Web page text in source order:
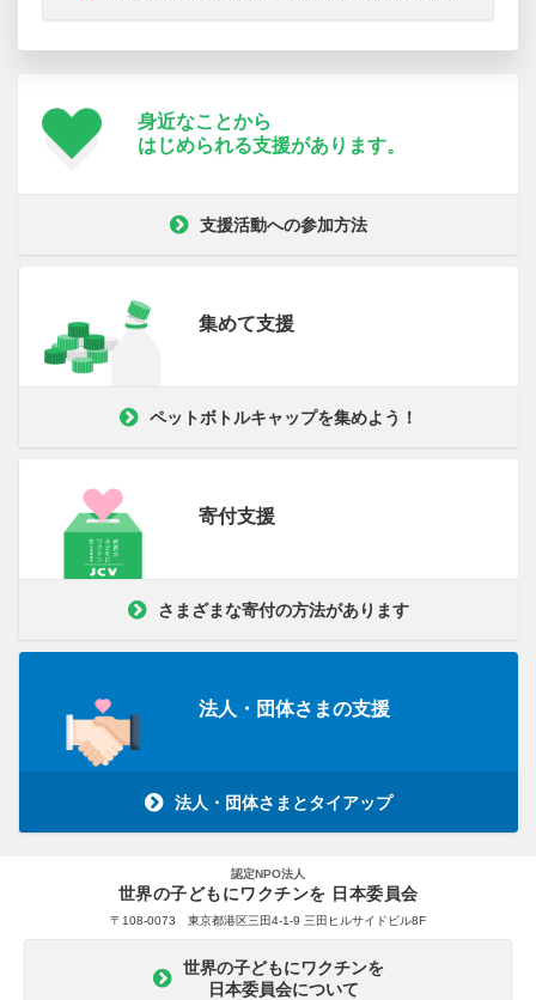
身近なことから
はじめられる支援があります。
支援活動への参加方法
集めて支援
ペットボトルキャップを集めよう！
寄付支援
さまざまな寄付の方法があります
法人・団体さまの支援
法人・団体さまとタイアップ
認定NPO法人
世界の子どもにワクチンを 日本委員会
〒108-0073 東京都港区三田4-1-9 三田ヒルサイドビル8F
世界の子どもにワクチンを
日本委員会について